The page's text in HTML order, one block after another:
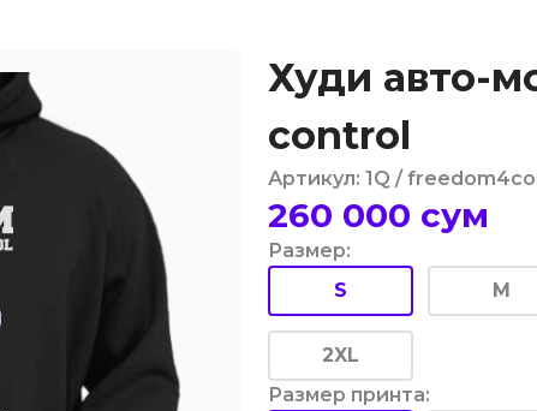
Худи авто-
control
Артикул: 1Q /
260 000 сум
Размер:
S
M
2XL
Размер принта: